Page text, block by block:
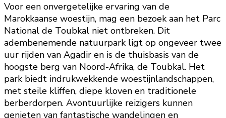
Voor een onvergetelijke ervaring van de
Marokkaanse woestijn, mag een bezoek aan het Parc
National de Toubkal niet ontbreken. Dit
adembenemende natuurpark ligt op ongeveer twee
uur rijden van Agadir en is de thuisbasis van de
hoogste berg van Noord-Afrika, de Toubkal. Het
park biedt indrukwekkende woestijnlandschappen,
met steile kliffen, diepe kloven en traditionele
berberdorpen. Avontuurlijke reizigers kunnen
genieten van fantastische wandelingen en